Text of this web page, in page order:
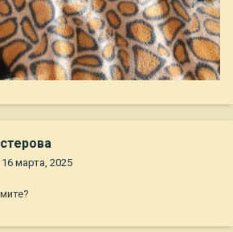
16 марта, 2025